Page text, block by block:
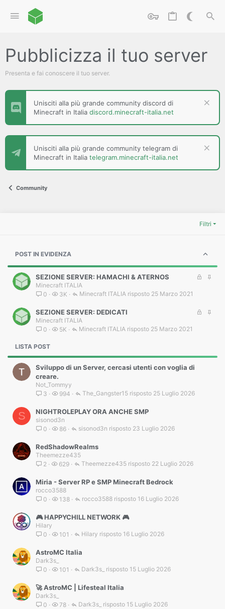
Pubblicizza il tuo server
Presenta e fai conoscere il tuo server.
Unisciti alla più grande community discord di
Minecraft in Italia discord.minecraft-italia.net
Unisciti alla più grande community telegram di
Minecraft in Italia telegram.minecraft-italia.net
Community
Filtri
POST IN EVIDENZA
a
SEZIONE SERVER: HAMACHI & ATERNOS
Minecraft ITALIA
0
3K 25 Marzo 2021
Minecraft ITALIA
a
d
SEZIONE SERVER: DEDICATI
Minecraft ITALIA
0
5K 25 Marzo 2021
Minecraft ITALIA
LISTA POST
Sviluppo di un Server, cercasi utenti con voglia di
creare.
Not_Tommyy
3
994 25 Luglio 2026
The_Gangster15
S NIGHTROLEPLAY ORA ANCHE SMP
sisonod3n
0
86 23 Luglio 2026
sisonod3n
RedShadowRealms
Theemezze435
2
629 22 Luglio 2026
Theemezze435
Miria - Server RP e SMP Minecraft Bedrock
rocco3588
0
138 16 Luglio 2026
rocco3588
🎮 HAPPYCHILL NETWORK 🎮
Hilary
0
101 16 Luglio 2026
Hilary
AstroMC Italia
Dark3s_
0
101 15 Luglio 2026
Dark3s_
🚀 AstroMC | Lifesteal Italia
Dark3s_
0
78 15 Luglio 2026
Dark3s_